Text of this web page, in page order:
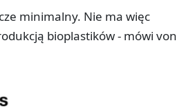
minimalny. Nie ma więc
bioplastików - mówi von